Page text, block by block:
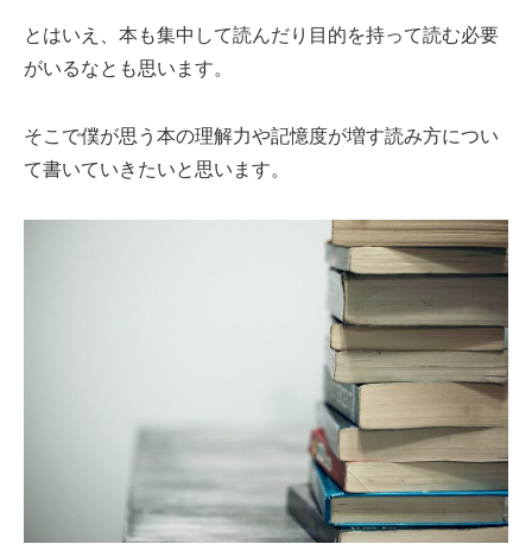
とはいえ、本も集中して読んだり目的を持って読む必要
がいるなとも思います。
そこで僕が思う本の理解力や記憶度が増す読み方につい
て書いていきたいと思います。